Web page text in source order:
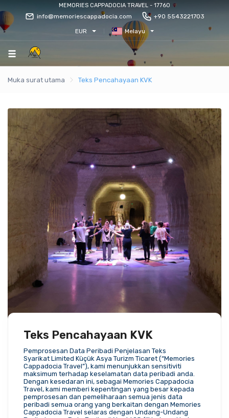
MEMORIES CAPPADOCIA TRAVEL - 17760
info@memoriescappadocia.com +90 5543221703
EUR Melayu
Muka surat utama Teks Pencahayaan KVK
Teks Pencahayaan KVK
Pemprosesan Data Peribadi Penjelasan Teks
Syarikat Limited Küçük Asya Turizm Ticaret (“Memories
Cappadocia Travel”), kami menunjukkan sensitiviti
maksimum terhadap keselamatan data peribadi anda.
Dengan kesedaran ini, sebagai Memories Cappadocia
Travel, kami memberi kepentingan yang besar kepada
pemprosesan dan pemeliharaan semua jenis data
peribadi semua orang yang berkaitan dengan Memories
Cappadocia Travel selaras dengan Undang-Undang